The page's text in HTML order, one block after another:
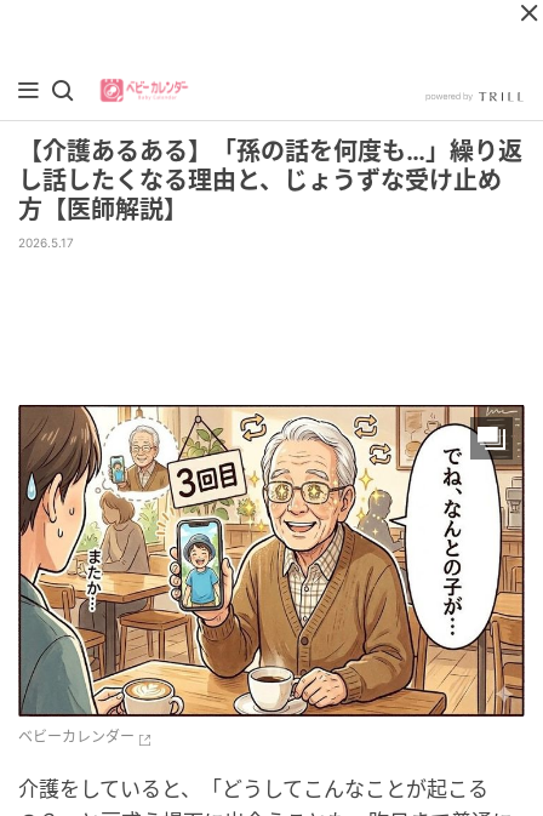
【介護あるある】「孫の話を何度も…」繰り返
し話したくなる理由と、じょうずな受け止め
方【医師解説】
2026.5.17
ベビーカレンダー
介護をしていると、「どうしてこんなことが起こる